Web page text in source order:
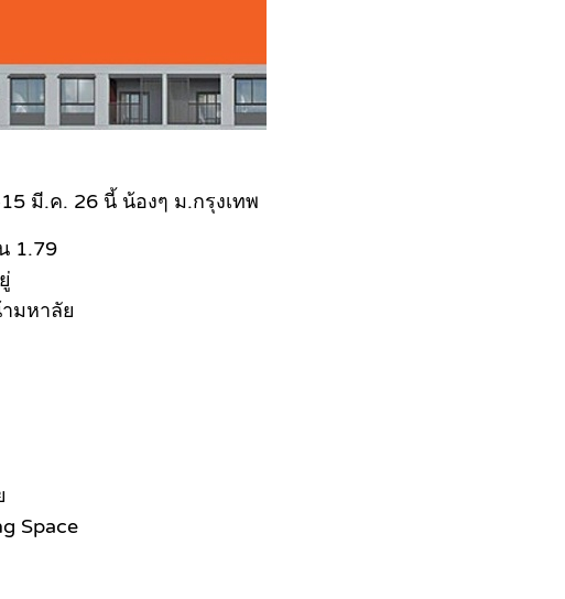
มี.ค. 26 นี้ น้องๆ ม.กรุงเทพ
1.79
มหาลัย
Space